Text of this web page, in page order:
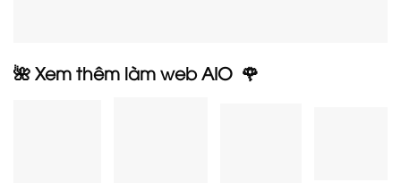
🌺 Xem thêm làm web AIO 🌹